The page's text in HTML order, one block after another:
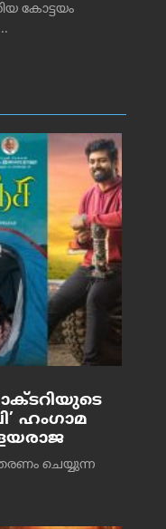
കോട്ടയം
ഹംഗാമ
ചെയ്യുന്ന